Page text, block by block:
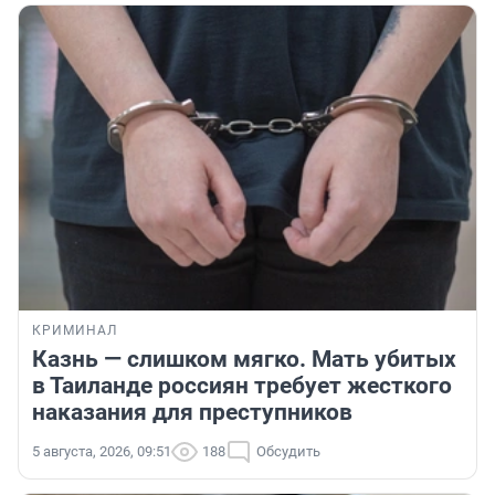
КРИМИНАЛ
Казнь — слишком мягко. Мать убитых
в Таиланде россиян требует жесткого
наказания для преступников
5 августа, 2026, 09:51 188 Обсудить